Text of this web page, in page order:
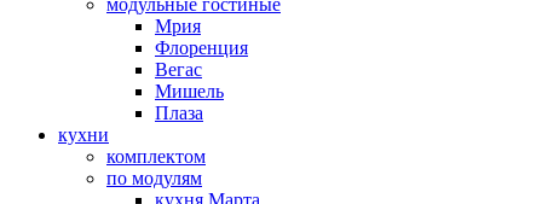
модульные гостиные
Мрия
Флоренция
Вегас
Мишель
Плаза
кухни
комплектом
по модулям
кухня Марта